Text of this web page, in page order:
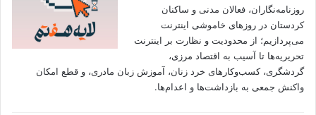
روزنامه‌نگاران، فعالان مدنی و ساکنان
کردستان در روزهای خاموشی اینترنت
می‌پردازیم؛ از محدودیت و نظارت بر اینترنت
تحریریه‌ها تا آسیب به اقتصاد مرزی،
گردشگری، کسب‌وکارهای خرد زنان، آموزش زبان مادری، و قطع امکان
واکنش جمعی به بازداشت‌ها و اعدام‌ها.